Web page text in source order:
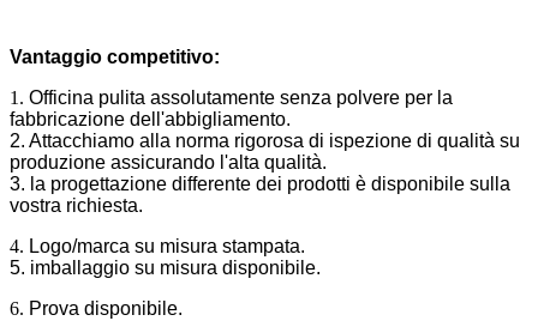
Vantaggio competitivo:
1. Officina pulita assolutamente senza polvere per la
fabbricazione dell'abbigliamento.
2. Attacchiamo alla norma rigorosa di ispezione di qualità su
produzione assicurando l'alta qualità.
3. la progettazione differente dei prodotti è disponibile sulla
vostra richiesta.
4. Logo/marca su misura stampata.
5. imballaggio su misura disponibile.
6. Prova disponibile.